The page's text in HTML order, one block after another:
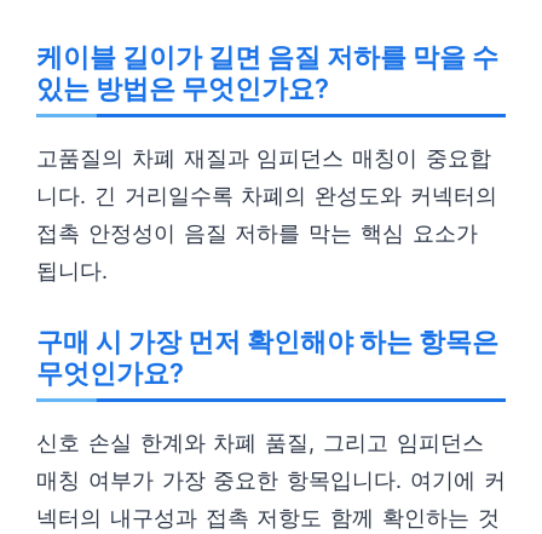
케이블 길이가 길면 음질 저하를 막을 수
있는 방법은 무엇인가요?
고품질의 차폐 재질과 임피던스 매칭이 중요합
니다. 긴 거리일수록 차폐의 완성도와 커넥터의
접촉 안정성이 음질 저하를 막는 핵심 요소가
됩니다.
구매 시 가장 먼저 확인해야 하는 항목은
무엇인가요?
신호 손실 한계와 차폐 품질, 그리고 임피던스
매칭 여부가 가장 중요한 항목입니다. 여기에 커
넥터의 내구성과 접촉 저항도 함께 확인하는 것